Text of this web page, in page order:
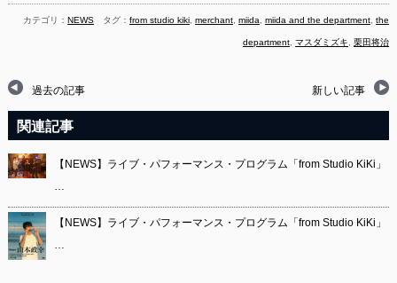
カテゴリ：NEWS タグ：from studio kiki ,merchant ,miida ,miida and the department ,the
department ,マスダミズキ ,栗田将治
過去の記事 新しい記事
関連記事
【NEWS】ライブ・パフォーマンス・プログラム「from Studio KiKi」
【NEWS】ライブ・パフォーマンス・プログラム「from Studio KiKi」
…